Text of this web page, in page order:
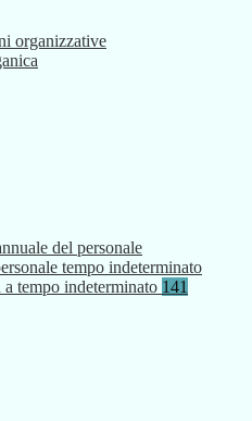
organizzative
del personale
tempo indeterminato
a tempo indeterminato 141